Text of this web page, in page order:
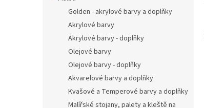
Golden - akrylové barvy a doplňky
Akrylové barvy
Akrylové barvy - doplňky
Olejové barvy
Olejové barvy - doplňky
Akvarelové barvy a doplňky
Kvašové a Temperové barvy a doplňky
Malířské stojany, palety a kleště na